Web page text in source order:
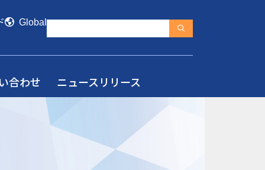
Global
合わせ ニュースリリース